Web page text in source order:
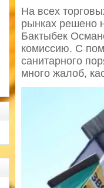
На всех
рынках решено
Бактыбек
комиссию. С
санитарного
много жалоб,